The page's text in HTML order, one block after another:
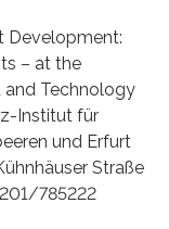
Development:
– at the
and Technology
Institut für
und Erfurt
Straße
785222